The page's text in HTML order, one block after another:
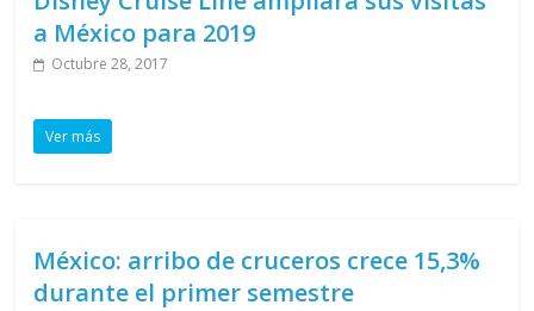
a México para 2019
Octubre 28, 2017
Ver más
México: arribo de cruceros crece 15,3%
durante el primer semestre